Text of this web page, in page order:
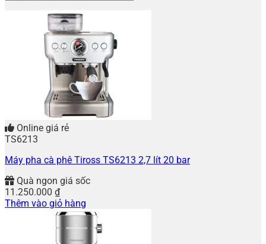
Online giá rẻ
TS6213
Máy pha cà phê Tiross TS6213 2,7 lít 20 bar
Quà ngon giá sốc
11.250.000 ₫
Thêm vào giỏ hàng